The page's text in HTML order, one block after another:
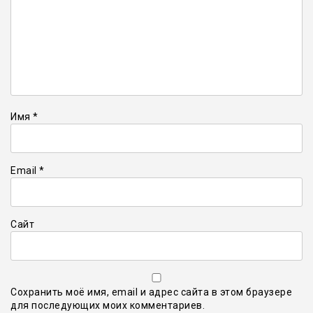
Имя *
Email *
Сайт
Сохранить моё имя, email и адрес сайта в этом браузере
для последующих моих комментариев.